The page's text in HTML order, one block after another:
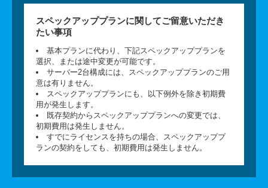
スペックアッププランに関してご留意いただき
たい事項
基本プランに代わり、下記スペックアッププランを
選択、または途中変更が可能です。
サーバー2台構成には、スペックアッププランのご用
意は有りません。
スペックアッププランにも、以下例外を除き初期費
用が発生します。
既存契約からスペックアッププランへの変更では、
初期費用は発生しません。
すでにライセンスを持ちの場合、スペックアッププ
ランの契約をしても、初期費用は発生しません。